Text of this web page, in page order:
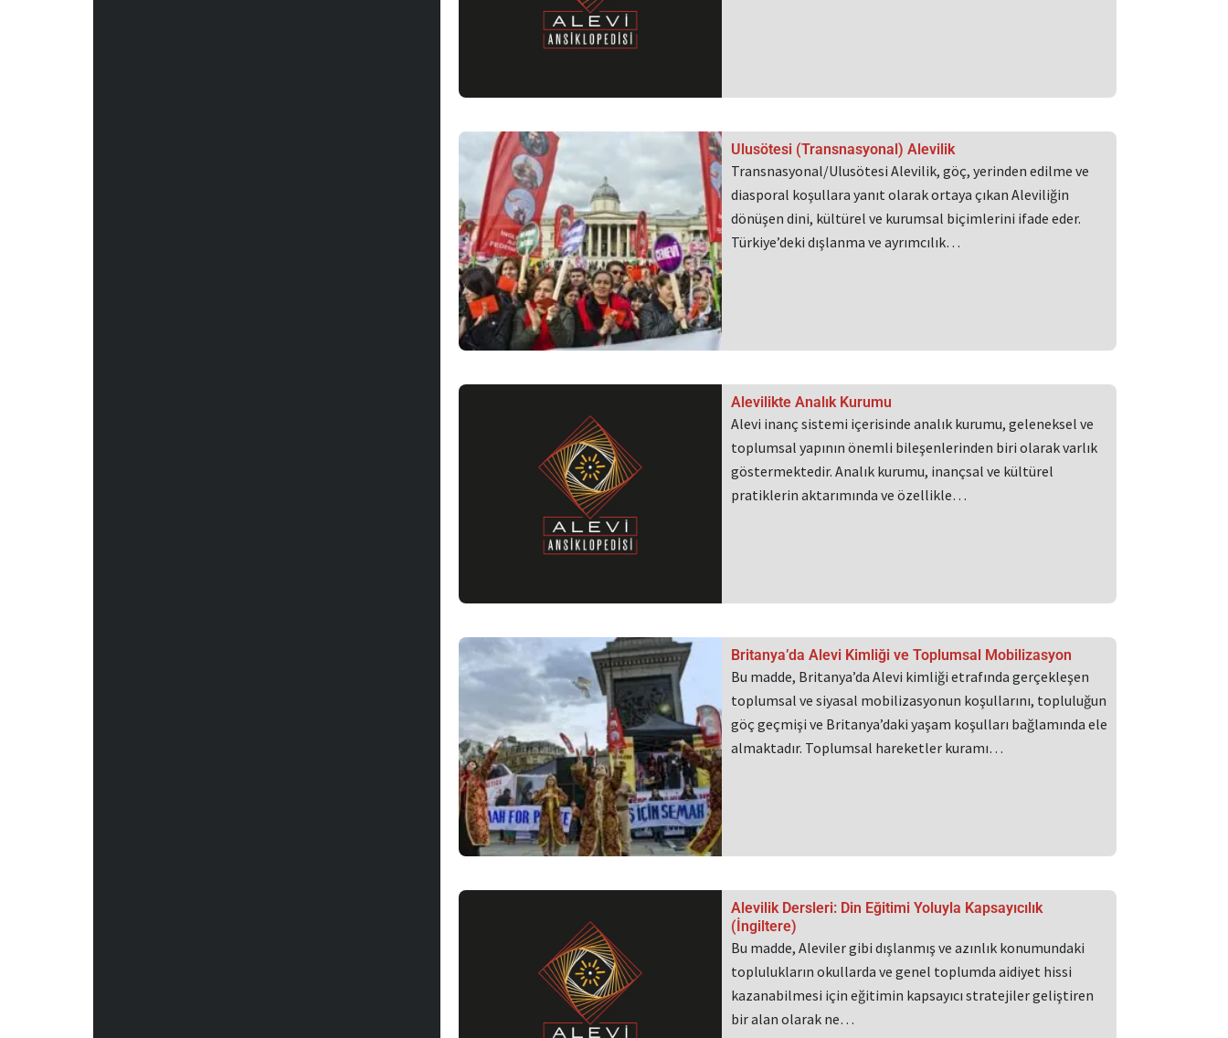
Ulusötesi (Transnasyonal) Alevilik
Transnasyonal/Ulusötesi Alevilik, göç, yerinden edilme ve
diasporal koşullara yanıt olarak ortaya çıkan Aleviliğin
dönüşen dini, kültürel ve kurumsal biçimlerini ifade eder.
Türkiye’deki dışlanma ve ayrımcılık…
Alevilikte Analık Kurumu
Alevi inanç sistemi içerisinde analık kurumu, geleneksel ve
toplumsal yapının önemli bileşenlerinden biri olarak varlık
göstermektedir. Analık kurumu, inançsal ve kültürel
pratiklerin aktarımında ve özellikle…
Britanya’da Alevi Kimliği ve Toplumsal Mobilizasyon
Bu madde, Britanya’da Alevi kimliği etrafında gerçekleşen
toplumsal ve siyasal mobilizasyonun koşullarını, topluluğun
göç geçmişi ve Britanya’daki yaşam koşulları bağlamında ele
almaktadır. Toplumsal hareketler kuramı…
Alevilik Dersleri: Din Eğitimi Yoluyla Kapsayıcılık
(İngiltere)
Bu madde, Aleviler gibi dışlanmış ve azınlık konumundaki
toplulukların okullarda ve genel toplumda aidiyet hissi
kazanabilmesi için eğitimin kapsayıcı stratejiler geliştiren
bir alan olarak ne…